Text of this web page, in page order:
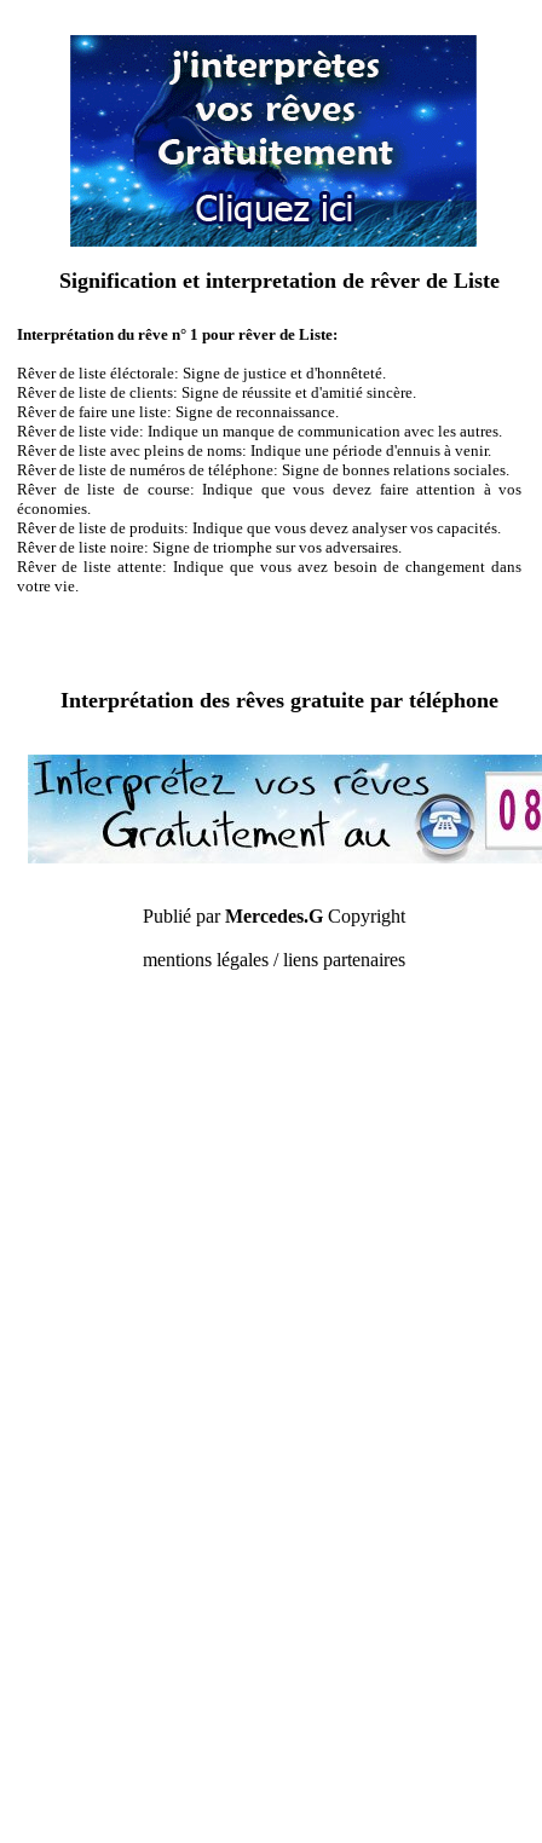
Signification et interpretation de rêver de Liste
Interprétation du rêve n° 1 pour rêver de Liste:
Rêver de liste éléctorale: Signe de justice et d'honnêteté.
Rêver de liste de clients: Signe de réussite et d'amitié sincère.
Rêver de faire une liste: Signe de reconnaissance.
Rêver de liste vide: Indique un manque de communication avec les autres.
Rêver de liste avec pleins de noms: Indique une période d'ennuis à venir.
Rêver de liste de numéros de téléphone: Signe de bonnes relations sociales.
Rêver de liste de course: Indique que vous devez faire attention à vos
économies.
Rêver de liste de produits: Indique que vous devez analyser vos capacités.
Rêver de liste noire: Signe de triomphe sur vos adversaires.
Rêver de liste attente: Indique que vous avez besoin de changement dans
votre vie.
Interprétation des rêves gratuite par téléphone
Publié parMercedes.GCopyright
mentions légales / liens partenaires